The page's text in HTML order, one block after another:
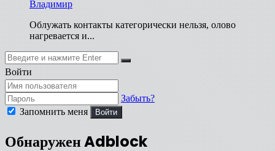
Владимир
Облужать контакты категорически нельзя, олово
нагревается и...
Закрыть
Искать
Закрыть
Войти
Забыть?
Запомнить меня
Войти
Обнаружен Adblock